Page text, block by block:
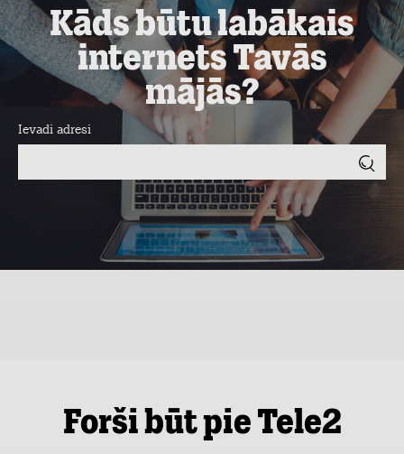
Kāds būtu labākais
internets Tavās
mājās?
Ievadi adresi
Forši būt pie Tele2